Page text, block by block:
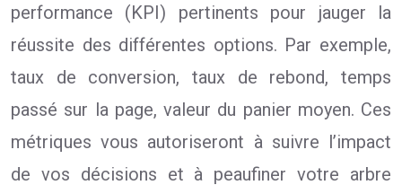
performance (KPI) pertinents pour jauger la
réussite des différentes options. Par exemple,
taux de conversion, taux de rebond, temps
passé sur la page, valeur du panier moyen. Ces
métriques vous autoriseront à suivre l’impact
de vos décisions et à peaufiner votre arbre